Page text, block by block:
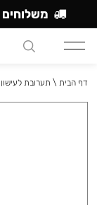
דף הבית \ תערובת לעישון
משלוחים